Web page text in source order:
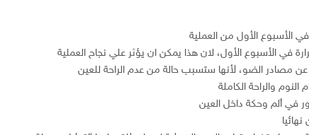
الأسبوع الأول من العملية
في الأسبوع الأول، لان هذا يمكن ان يؤثر علي نجاح العملية
مصادر الضو، لأنها ستسبب حالة من عدم الراحة للعين
والراحة الكاملة
في ألم وحكة داخل العين